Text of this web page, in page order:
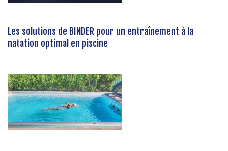
Les solutions de BINDER pour un entraînement à la
natation optimal en piscine